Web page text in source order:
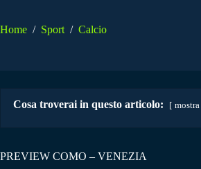
Home / Sport / Calcio
Cosa troverai in questo articolo: mostra
PREVIEW COMO – VENEZIA